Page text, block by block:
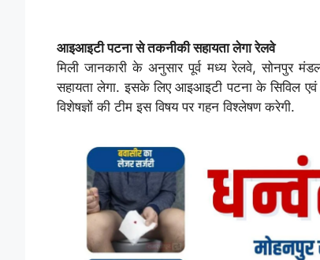
आइआइटी पटना से तकनीकी सहायता लेगा रेलवे
मिली जानकारी के अनुसार पूर्व मध्य रेलवे, सोनपुर
सहायता लेगा. इसके लिए आइआइटी पटना के सिविल
विशेषज्ञों की टीम इस विषय पर गहन विश्लेषण करेगी.